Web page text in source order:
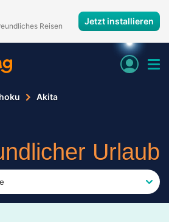
Reisen Jetzt installieren
Akita
Urlaub